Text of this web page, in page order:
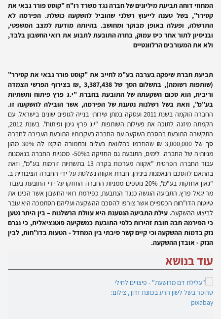
המחוזי דוחה תביעת מיליונים של חברה נגד משרד רו"ח "קוסט פורר גבאי את
קסירר", בשל טענה לייעוץ רשלני שהוביל להשקעה כושלת. הפירמה לא
התרשלה, ופעלה באופן מבוקר ומחושב. בהיותה מודעת למצב המשפטי,
ובניסיון לתור אחר כיס עמוק, בחרה התובעת לתבוע את רואי החשבון בלבד,
ולא את המעורבים הרלוונטיים
תביעת חברת שיפקה בערבה בע"מ לחייב את "קוסט פורר גבאי את קסירר"
(שותפות רשומה), בתשלום הסך של 3,387,438 ,₪ בצירוף הפרשי הצמדה
וריבית, הוא סכום השקעתה של התובעת בחברת "י.ג פרץ פיתוח ותשתיות
בע"מ", וזאת בשל רשלנות נטענת של הפירמה, אשר הובילה להשקעה זו.
החברה הוקמה בשנת 2011 ועסקה במתן שירותי בנייה לגופים שונים בישראל. עם
התקשרה התובעת בהסכם השקעה עם החברה בעקבותיו התובעת העבירה לחברה
סך של 3,000,000 ₪ שהוזרמו כהלוואת בעלים ובתמורה הוקצו לה 30% מהון
מניותיה של החברה. לימים, התובעת גם החזיקה ב50%- ממניות החברה בנאמנות
עבור החברה הפרטית "אקווה מערכות בקרה 13 בתשתיות זורמות בע"מ", וזאת
בהתאם להסכם הנאמנות ביניהן. חברת אקווה נשלטת על ידי החברה הציבורית ב.
"גאון אחזקות בע"מ", 20% נוספים ממניות החברה הוחזקו על ידי התובעת בעבור
מר יגאל פרץ. התביעה הוגשה כנגד הנתבעת, כפירמת רואי החשבון אשר הכינו את
טיוטות הדו"חות הכספיים אשר צורפו להסכם ההשקעה ועליהם הסתמכה היא עובר
לביצוע ההשקעה. עילת התביעה הנטענת היא עוולת הרשלנות – בין היתר נטען
כי הפירמה חבה חובת זהירות כלפי התובעת כמשקיעה פוטנציאלית, כי נגרם
נזק בדמות ההשקעה וכי קיים קשר סיבתי בין המחדל - הטעות בדו"חות, לבין
הנזק - אובדן ההשקעה.
עוד בנושא